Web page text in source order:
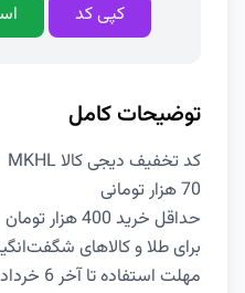
کپی کد
توضیحات کامل
کد تخفیف دیجی کالا MKHL
70 هزار تومانی
حداقل خرید 400 هزار تومان
برای طلا و کالاهای
مهلت استفاده تا آخر 6 خرداد